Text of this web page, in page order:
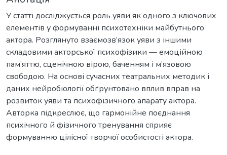
У статті досліджується роль уяви як одного з ключових
елементів у формуванні психотехніки майбутнього
актора. Розглянуто взаємозв’язок уяви з іншими
складовими акторської психофізики — емоційною
пам’яттю, сценічною вірою, баченням і м’язовою
свободою. На основі сучасних театральних методик і
даних нейробіології обґрунтовано вплив вправ на
розвиток уяви та психофізичного апарату актора.
Авторка підкреслює, що гармонійне поєднання
психічного й фізичного тренування сприяє
формуванню цілісної творчої особистості актора.